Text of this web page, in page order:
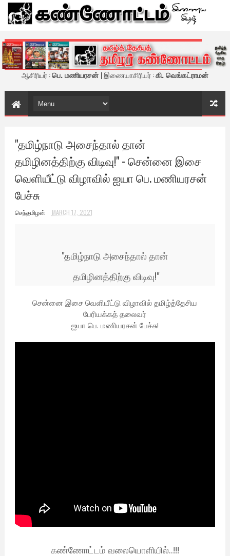
கண்ணோட்டம் - இணைய இதழ்
ஆசிரியர் :பெ. மணியரசன் | இணையாசிரியர் :கி. வெங்கட்ராமன்
"தமிழ்நாடு அசைந்தால் தான்
தமிழினத்திற்கு விடிவு!" - சென்னை இசை
வெளியீட்டு விழாவில் ஐயா பெ. மணியரசன்
பேச்சு
செந்தமிழன் MARCH 17, 2021
"தமிழ்நாடு அசைந்தால் தான்
தமிழினத்திற்கு விடிவு!"
சென்னை இசை வெளியீட்டு விழாவில் தமிழ்த்தேசிய
பேரியக்கத் தலைவர்
ஐயா பெ. மணியரசன் பேச்சு!
கண்ணோட்டம் வலையொளியில்..!!!